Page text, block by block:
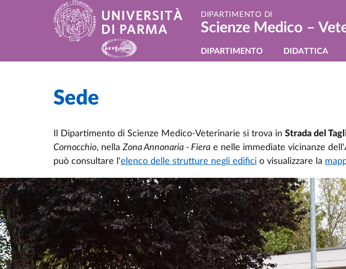
Salta al contenuto principale
Skip to footer DIPARTIMENTO DI
Scienze Medico –
Navigazione
DIPARTIMENTO DIDATTICA
Home /
Sede
Il Dipartimento di Scienze Medico-Veterinarie si trova in Strada del
Cornocchio, nellaZona Annonaria - Fiera e nelle immediate vicinanze dell'
può consultare l'elenco delle strutture negli edifici o visualizzare la